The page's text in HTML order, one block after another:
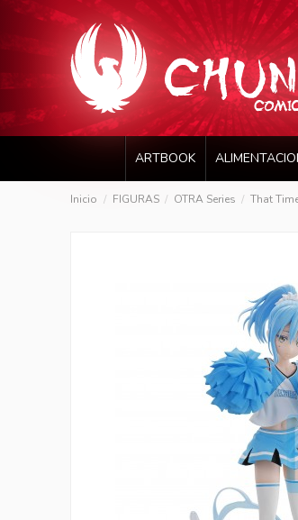
ARTBOOK
Inicio FIGURAS OTRA Series That